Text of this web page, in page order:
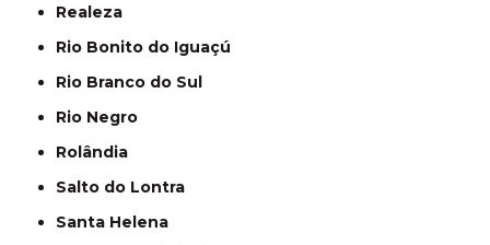
Realeza
Rio Bonito do Iguaçú
Rio Branco do Sul
Rio Negro
Rolândia
Salto do Lontra
Santa Helena